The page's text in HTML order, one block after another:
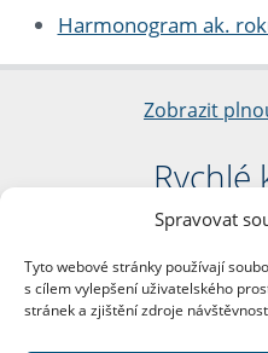
Spravovat
Tyto webové stránky používají
s cílem vylepšení uživatelského
stránek a zjištění zdroje
Harmonogram ak.
Zobrazit
Rychlé
nám. Jana
116